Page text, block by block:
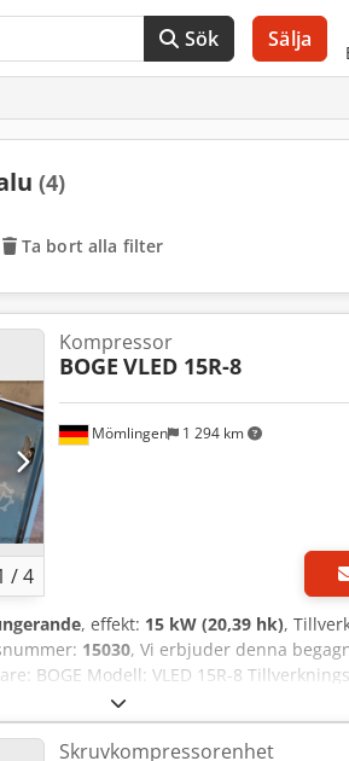
Sök Sälja
(4)
Ta bort alla filter
/4
Mömlingen 1 294 km
Kompressor
BOGE VLED 15R-8
, effekt: 15 kW (20,39 hk),
15030, Vi erbjuder denna
BOGE Modell: VLED 15R-8
Sluttryck: 13 bar Varvtal, huvudrotorn:
mer information, tveka inte att
Skruvkompressorenhet